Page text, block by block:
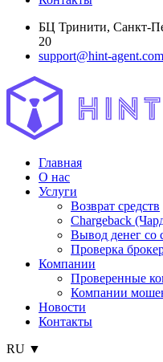
БЦ Тринити, Санкт-
20
support@hint-agent.com
Главная
О нас
Услуги
Возврат средств
Chargeback
Вывод денег со
Проверка
Компании
Проверенные
Компании
Новости
Контакты
RU ▼